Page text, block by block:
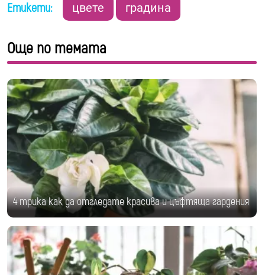
Етикети: цвете градина
Още по темата
4 трика как да отгледате красива и цъфтяща гардения